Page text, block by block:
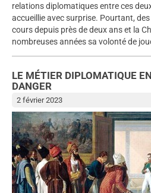
relations diplomatiques entre ces
accueillie avec surprise. Pourtant,
cours depuis près de deux ans et la
nombreuses années sa volonté de
LE MÉTIER DIPLOMATIQUE EN
DANGER
2 février 2023